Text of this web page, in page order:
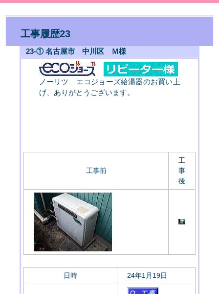
工事履歴23
23-① 名古屋市 中川区 Ｍ様
ノーリツ エコジョーズ給湯器のお買い上
げ、ありがとうございます。
工事前
工
事
後
日時 24年1月19日